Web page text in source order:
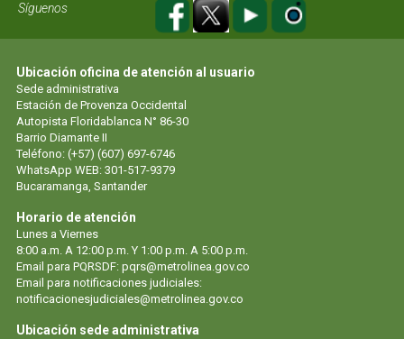
Síguenos
Ubicación oficina de atención al usuario
Sede administrativa
Estación de Provenza Occidental
Autopista Floridablanca N° 86-30
Barrio Diamante II
Teléfono: (+57) (607) 697-6746
WhatsApp WEB: 301-517-9379
Bucaramanga, Santander
Horario de atención
Lunes a Viernes
8:00 a.m. A 12:00 p.m. Y 1:00 p.m. A 5:00 p.m.
Email para PQRSDF: pqrs@metrolinea.gov.co
Email para notificaciones judiciales:
notificacionesjudiciales@metrolinea.gov.co
Ubicación sede administrativa